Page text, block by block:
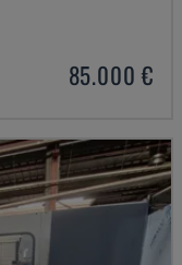
85.000 €